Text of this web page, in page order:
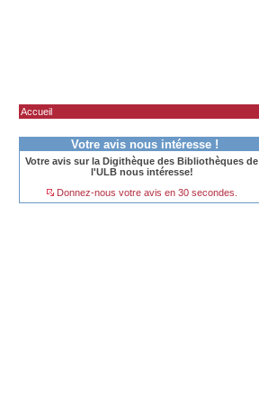
Accueil
Votre avis nous intéresse !
Votre avis sur la Digithèque des Bibliothèques de
l'ULB nous intéresse!
Donnez-nous votre avis en 30 secondes.